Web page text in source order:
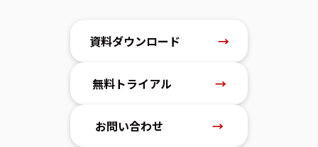
資料ダウンロード →
無料トライアル →
お問い合わせ →